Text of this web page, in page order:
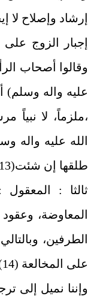
إجبار الزوج
وقالوا أصحاب
عليه واله وسلم)
،ملزماً، لا نبياً
الله عليه واله
طلقها إن شئت(13).
ثالثا :
المعاوضة،
الطرفين،
على المخالعة (14).
وإننا نميل إلى